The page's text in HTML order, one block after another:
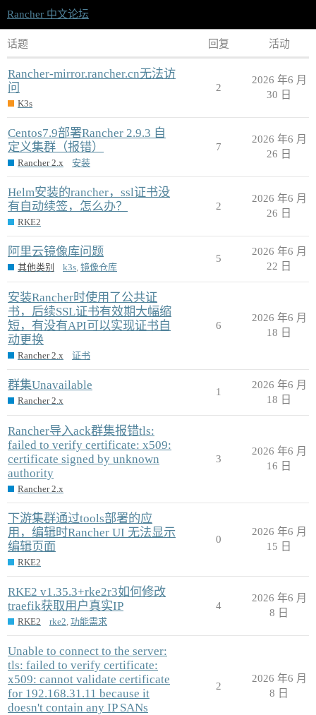
Rancher 中文论坛
话题 回复 活动
Rancher-mirror.rancher.cn无法访
问
K3s
2
2026 年6 月
30 日
Centos7.9部署Rancher 2.9.3 自
定义集群（报错）
Rancher 2.x 安装
7
2026 年6 月
26 日
Helm安装的rancher，ssl证书没
有自动续签，怎么办？
RKE2
2
2026 年6 月
26 日
阿里云镜像库问题
其他类别 k3s 镜像仓库
5
2026 年6 月
22 日
安装Rancher时使用了公共证
书，后续SSL证书有效期大幅缩
短，有没有API可以实现证书自
动更换
Rancher 2.x 证书
6
2026 年6 月
18 日
群集Unavailable
Rancher 2.x
1
2026 年6 月
18 日
Rancher导入ack群集报错tls:
failed to verify certificate: x509:
certificate signed by unknown
authority
Rancher 2.x
3
2026 年6 月
16 日
下游集群通过tools部署的应
用，编辑时Rancher UI 无法显示
编辑页面
RKE2
0
2026 年6 月
15 日
RKE2 v1.35.3+rke2r3如何修改
traefik获取用户真实IP
RKE2 rke2 功能需求
4
2026 年6 月
8 日
Unable to connect to the server:
tls: failed to verify certificate:
x509: cannot validate certificate
for 192.168.31.11 because it
doesn't contain any IP SANs
2
2026 年6 月
8 日